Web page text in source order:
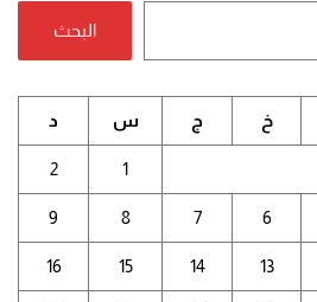
البحث
خ ج س د
1
2
6
7
8
9
13
14
15
16